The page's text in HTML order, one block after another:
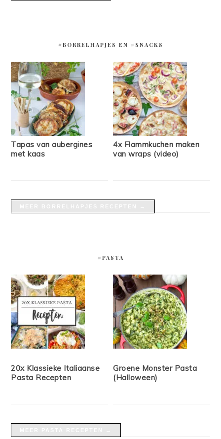
#BORRELHAPJES EN #SNACKS
Tapas van aubergines
met kaas
4x Flammkuchen maken
van wraps (video)
#PASTA
20x Klassieke Italiaanse
Pasta Recepten
Groene Monster Pasta
(Halloween)